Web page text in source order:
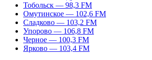
Тобольск — 98,3 FM
Омутинское — 102,6 FM
Сладково — 103,2 FM
Упорово — 106,8 FM
Черное — 100,3 FM
Ярково — 103,4 FM